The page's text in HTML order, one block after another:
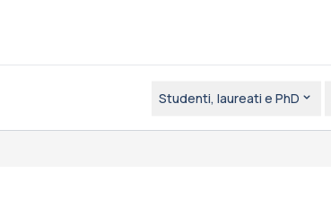
Studenti, laureati e PhD